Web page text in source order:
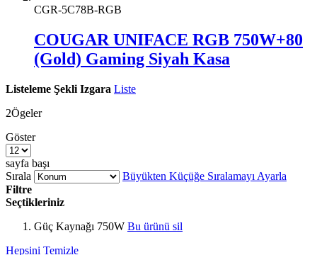
CGR-5C78B-RGB
COUGAR UNIFACE RGB 750W+80
(Gold) Gaming Siyah Kasa
Listeleme Şekli Izgara Liste
2Ögeler
Göster
sayfa başı
Sırala
Büyükten Küçüğe Sıralamayı Ayarla
Filtre
Seçtikleriniz
Güç Kaynağı 750W Bu ürünü sil
Hepsini Temizle